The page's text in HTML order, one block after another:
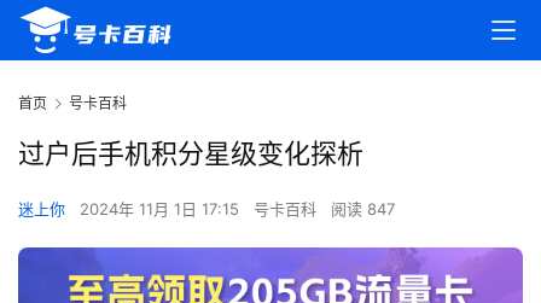
首页 号卡百科
过户后手机积分星级变化探析
迷上你 2024年 11月 1日 17:15 号卡百科 阅读 847